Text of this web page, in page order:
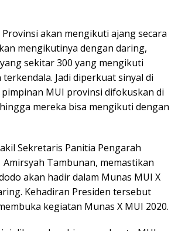
Provinsi akan mengikuti ajang secara
mengikutinya dengan daring,
sekitar 300 yang mengikuti
Jadi diperkuat sinyal di
MUI provinsi difokuskan di
mereka bisa mengikuti dengan
Sekretaris Panitia Pengarah
Amirsyah Tambunan, memastikan
akan hadir dalam Munas MUI X
Kehadiran Presiden tersebut
kegiatan Munas X MUI 2020.